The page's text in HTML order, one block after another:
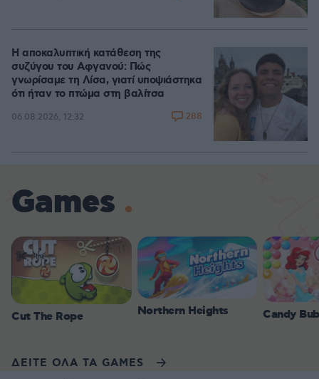
Η αποκαλυπτική κατάθεση της
συζύγου του Αφγανού: Πώς
γνωρίσαμε τη Λίσα, γιατί υποψιάστηκα
ότι ήταν το πτώμα στη βαλίτσα
06.08.2026, 12:32 288
Games
Cut The Rope Northern Heights Candy
ΔΕΙΤΕ ΟΛΑ ΤΑ GAMES